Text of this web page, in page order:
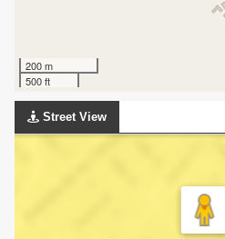
200 m
500 ft
Street View